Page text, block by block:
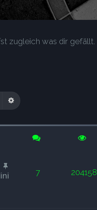
zugleich was dir gefällt.
Suche Erweiterte Suche
7 204158